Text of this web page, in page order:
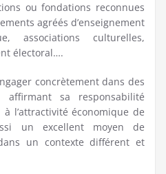
ou fondations reconnues
agréés d’enseignement
associations culturelles,
électoral….
concrètement dans des
sa responsabilité
l’attractivité économique de
un excellent moyen de
un contexte différent et